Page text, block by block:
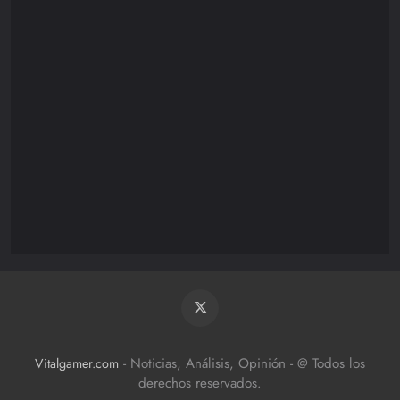
Vitalgamer.com - Noticias, Análisis, Opinión - @ Todos los
derechos reservados.